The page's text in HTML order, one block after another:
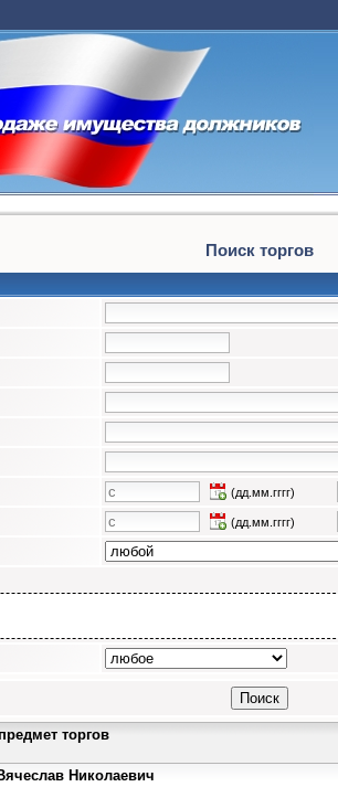
Поиск торгов
(дд.мм.гггг)
(дд.мм.гггг)
торгов
Николаевич